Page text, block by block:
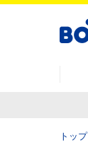
トップ